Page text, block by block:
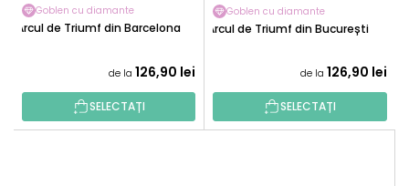
Goblen cu diamante
Arcul de Triumf din Barcelona
de la 126,90 lei
SELECTAȚI
Goblen cu diamante
Arcul de Triumf din București
de la 126,90 lei
SELECTAȚI